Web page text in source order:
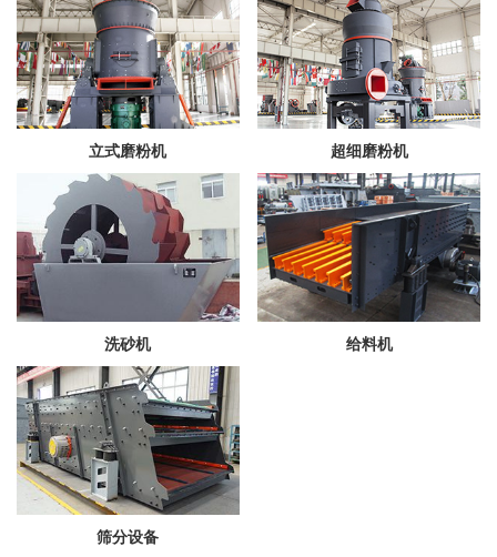
立式磨粉机 超细磨粉机
洗砂机 给料机
筛分设备